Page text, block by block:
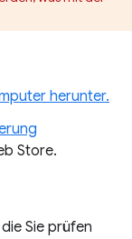
herunter.
Store.
Sie prüfen